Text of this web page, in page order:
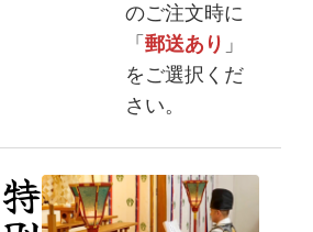
のご注文時に
「 郵送あり 」
をご選択くだ
さい。